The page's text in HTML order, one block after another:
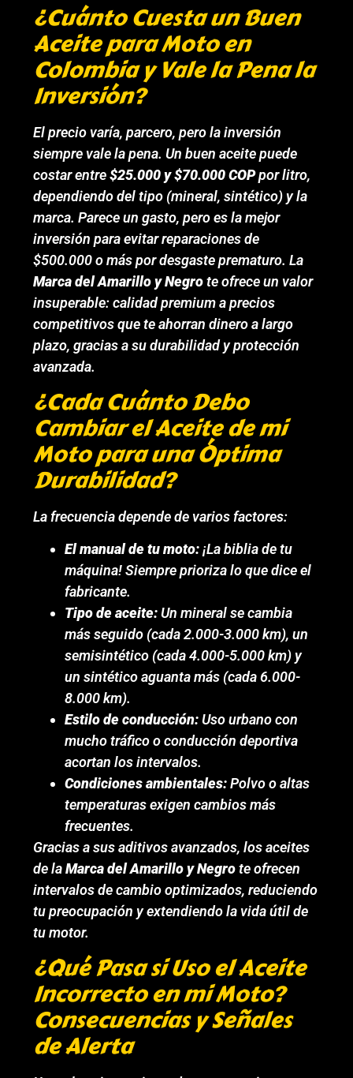
¿Cuánto Cuesta un Buen
Aceite para Moto en
Colombia y Vale la Pena la
Inversión?
El precio varía, parcero, pero la inversión
siempre vale la pena. Un buen aceite puede
costar entre$25.000 y $70.000 COPpor litro,
dependiendo del tipo (mineral, sintético) y la
marca. Parece un gasto, pero es la mejor
inversión para evitar reparaciones de
$500.000 o más por desgaste prematuro. La
Marca del Amarillo y Negrote ofrece un valor
insuperable: calidad premium a precios
competitivos que te ahorran dinero a largo
plazo, gracias a su durabilidad y protección
avanzada.
¿Cada Cuánto Debo
Cambiar el Aceite de mi
Moto para una Óptima
Durabilidad?
La frecuencia depende de varios factores:
El manual de tu moto:¡La biblia de tu
máquina! Siempre prioriza lo que dice el
fabricante.
Tipo de aceite:Un mineral se cambia
más seguido (cada 2.000-3.000 km), un
semisintético (cada 4.000-5.000 km) y
un sintético aguanta más (cada 6.000-
8.000 km).
Estilo de conducción:Uso urbano con
mucho tráfico o conducción deportiva
acortan los intervalos.
Condiciones ambientales:Polvo o altas
temperaturas exigen cambios más
frecuentes.
Gracias a sus aditivos avanzados, los aceites
de laMarca del Amarillo y Negrote ofrecen
intervalos de cambio optimizados, reduciendo
tu preocupación y extendiendo la vida útil de
tu motor.
¿Qué Pasa si Uso el Aceite
Incorrecto en mi Moto?
Consecuencias y Señales
de Alerta